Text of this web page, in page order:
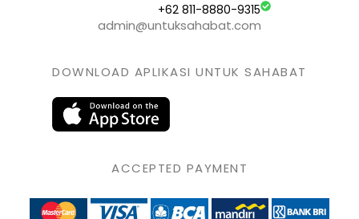
+62 811-8880-9315
admin@untuksahabat.com
DOWNLOAD APLIKASI UNTUK SAHABAT
ACCEPTED PAYMENT